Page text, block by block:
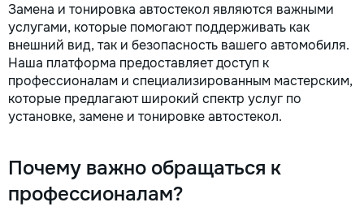
Замена и тонировка автостекол являются важными
услугами, которые помогают поддерживать как
внешний вид, так и безопасность вашего автомобиля.
Наша платформа предоставляет доступ к
профессионалам и специализированным мастерским,
которые предлагают широкий спектр услуг по
установке, замене и тонировке автостекол.
Почему важно обращаться к
профессионалам?